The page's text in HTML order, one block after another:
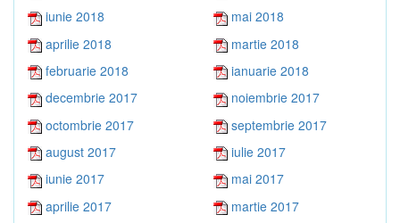
iunie 2018
mai 2018
aprilie 2018
martie 2018
februarie 2018
ianuarie 2018
decembrie 2017
noiembrie 2017
octombrie 2017
septembrie 2017
august 2017
iulie 2017
iunie 2017
mai 2017
aprilie 2017
martie 2017